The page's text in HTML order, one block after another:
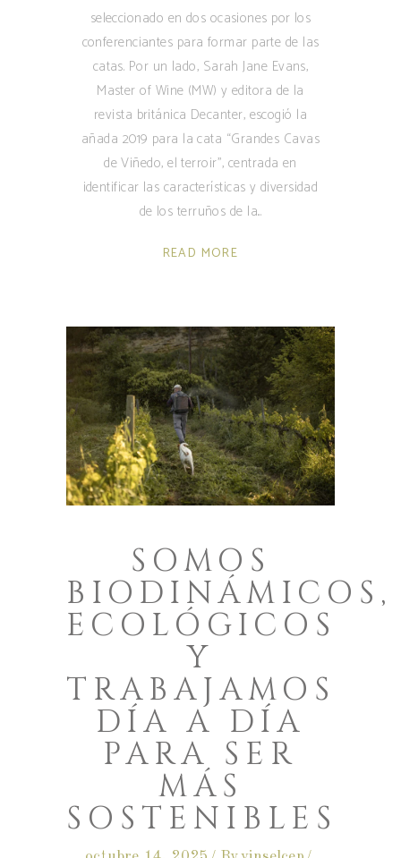
seleccionado en dos ocasiones por los
conferenciantes para formar parte de las
catas. Por un lado, Sarah Jane Evans,
Master of Wine (MW) y editora de la
revista británica Decanter, escogió la
añada 2019 para la cata “Grandes Cavas
de Viñedo, el terroir”, centrada en
identificar las características y diversidad
de los terruños de la
READ MORE
SOMOS
BIODINÁMICOS,
ECOLÓGICOS
Y
TRABAJAMOS
DÍA A DÍA
PARA SER
MÁS
SOSTENIBLES